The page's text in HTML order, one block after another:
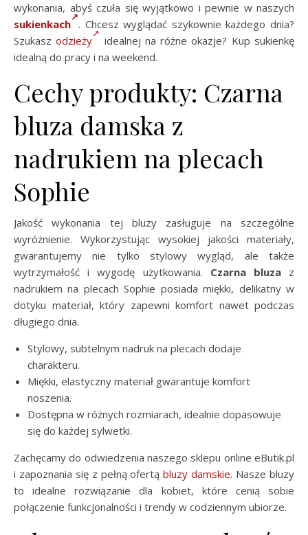
wykonania, abyś czuła się wyjątkowo i pewnie w naszych
sukienkach . Chcesz wyglądać szykownie każdego dnia?
Szukaszodzieży
idealnej na różne okazje? Kup sukienkę
idealną do pracy i na weekend.
Cechy produkty: Czarna
bluza damska z
nadrukiem na plecach
Sophie
Jakość wykonania tej bluzy zasługuje na szczególne
wyróżnienie. Wykorzystując wysokiej jakości materiały,
gwarantujemy nie tylko stylowy wygląd, ale także
wytrzymałość i wygodę użytkowania. Czarna bluzaz
nadrukiem na plecach Sophie posiada miękki, delikatny w
dotyku materiał, który zapewni komfort nawet podczas
długiego dnia.
Stylowy, subtelnym nadruk na plecach dodaje
charakteru.
Miękki, elastyczny materiał gwarantuje komfort
noszenia.
Dostępna w różnych rozmiarach, idealnie dopasowuje
się do każdej sylwetki.
Zachęcamy do odwiedzenia naszego sklepu online eButik.pl
i zapoznania się z pełną ofertąbluzy damskie. Nasze bluzy
to idealne rozwiązanie dla kobiet, które cenią sobie
połączenie funkcjonalności i trendy w codziennym ubiorze.